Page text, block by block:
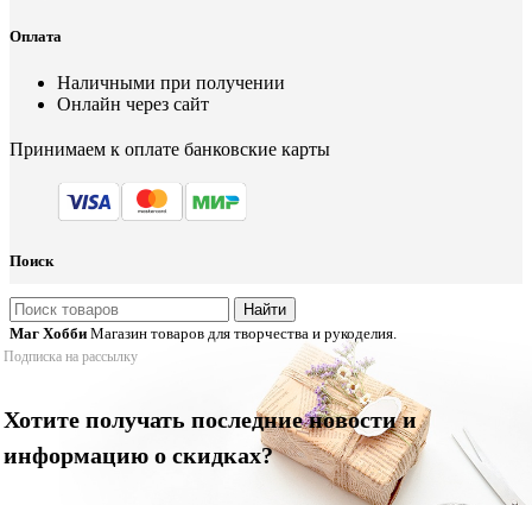
Оплата
Наличными при получении
Онлайн через сайт
Принимаем к оплате банковские карты
Поиск
Найти
Маг Хобби Магазин товаров для творчества и рукоделия.
Подписка на рассылку
Хотите получать последние новости и
информацию о скидках?